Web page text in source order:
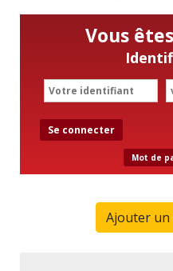
Vous
Se connecter
Mot de
Ajouter un